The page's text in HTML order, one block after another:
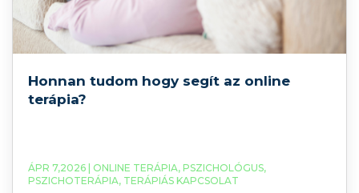
Honnan tudom hogy segít az online
terápia?
ÁPR 7,2026 | ONLINE TERÁPIA, PSZICHOLÓGUS,
PSZICHOTERÁPIA, TERÁPIÁS KAPCSOLAT